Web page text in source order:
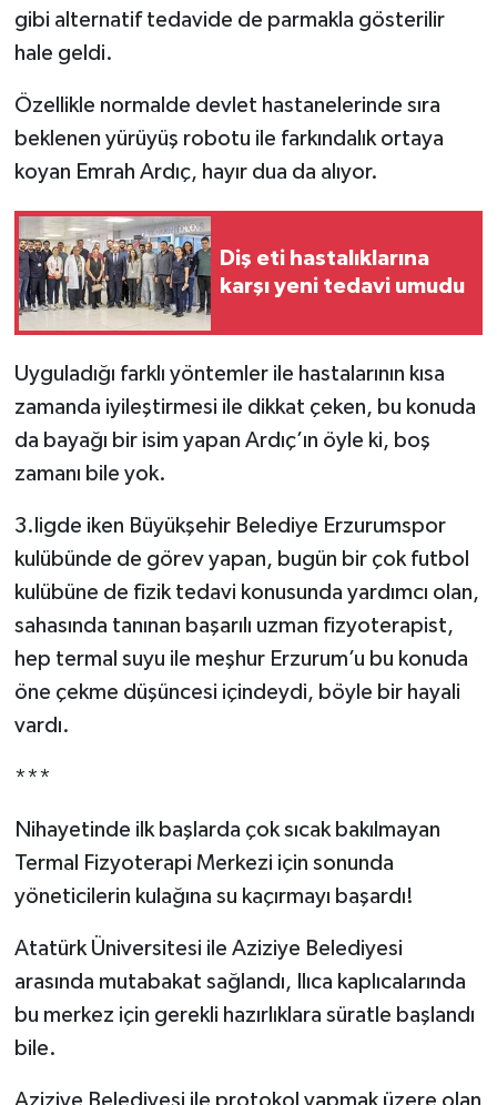
gibi alternatif tedavide de parmakla gösterilir
hale geldi.
Özellikle normalde devlet hastanelerinde sıra
beklenen yürüyüş robotu ile farkındalık ortaya
koyan Emrah Ardıç, hayır dua da alıyor.
Diş eti hastalıklarına
karşı yeni tedavi umudu
Uyguladığı farklı yöntemler ile hastalarının kısa
zamanda iyileştirmesi ile dikkat çeken, bu konuda
da bayağı bir isim yapan Ardıç’ın öyle ki, boş
zamanı bile yok.
3.ligde iken Büyükşehir Belediye Erzurumspor
kulübünde de görev yapan, bugün bir çok futbol
kulübüne de fizik tedavi konusunda yardımcı olan,
sahasında tanınan başarılı uzman fizyoterapist,
hep termal suyu ile meşhur Erzurum’u bu konuda
öne çekme düşüncesi içindeydi, böyle bir hayali
vardı.
***
Nihayetinde ilk başlarda çok sıcak bakılmayan
Termal Fizyoterapi Merkezi için sonunda
yöneticilerin kulağına su kaçırmayı başardı!
Atatürk Üniversitesi ile Aziziye Belediyesi
arasında mutabakat sağlandı, Ilıca kaplıcalarında
bu merkez için gerekli hazırlıklara süratle başlandı
bile.